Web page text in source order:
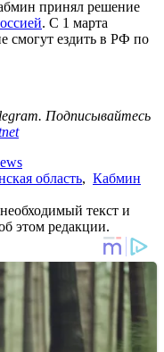
принял решение
. С 1 марта
смогут ездить в РФ по
Подписывайтесь
область, Кабмин
текст и
этом редакции.